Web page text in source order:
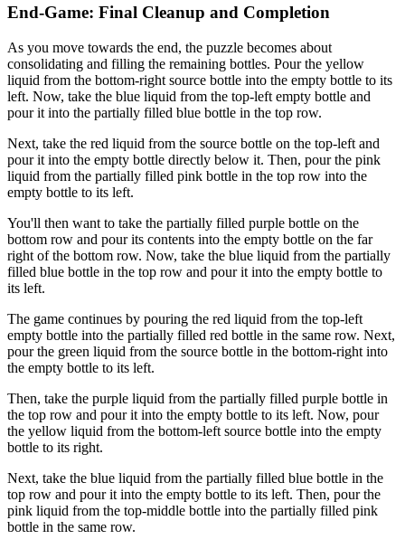
End-Game: Final Cleanup and Completion
As you move towards the end, the puzzle becomes about
consolidating and filling the remaining bottles. Pour the yellow
liquid from the bottom-right source bottle into the empty bottle to its
left. Now, take the blue liquid from the top-left empty bottle and
pour it into the partially filled blue bottle in the top row.
Next, take the red liquid from the source bottle on the top-left and
pour it into the empty bottle directly below it. Then, pour the pink
liquid from the partially filled pink bottle in the top row into the
empty bottle to its left.
You'll then want to take the partially filled purple bottle on the
bottom row and pour its contents into the empty bottle on the far
right of the bottom row. Now, take the blue liquid from the partially
filled blue bottle in the top row and pour it into the empty bottle to
its left.
The game continues by pouring the red liquid from the top-left
empty bottle into the partially filled red bottle in the same row. Next,
pour the green liquid from the source bottle in the bottom-right into
the empty bottle to its left.
Then, take the purple liquid from the partially filled purple bottle in
the top row and pour it into the empty bottle to its left. Now, pour
the yellow liquid from the bottom-left source bottle into the empty
bottle to its right.
Next, take the blue liquid from the partially filled blue bottle in the
top row and pour it into the empty bottle to its left. Then, pour the
pink liquid from the top-middle bottle into the partially filled pink
bottle in the same row.